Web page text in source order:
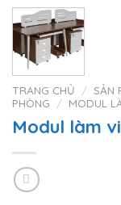
TRANG CHỦ / SẢN
PHÒNG / MODUL
Modul làm